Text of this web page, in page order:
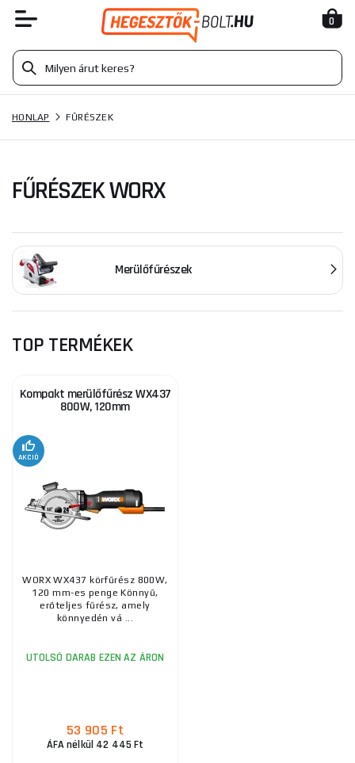
0
HONLAP FŰRÉSZEK
FŰRÉSZEK WORX
Merülőfűrészek
TOP TERMÉKEK
Kompakt merülőfűrész WX437
800W, 120mm
AKCIÓ
WORX WX437 körfűrész 800W,
120 mm-es penge Könnyű,
erőteljes fűrész, amely
könnyedén vá ...
UTOLSÓ DARAB EZEN AZ ÁRON
53 905 Ft
ÁFA nélkül 42 445 Ft